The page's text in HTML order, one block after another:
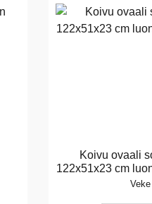
Koivu ovaali
122x51x23 cm
Veke